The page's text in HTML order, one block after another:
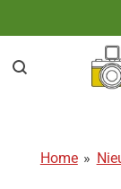
direct
naar
Home »